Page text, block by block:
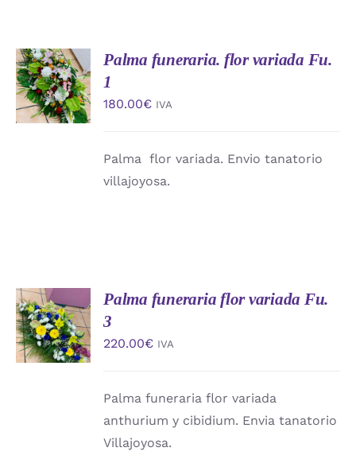
AÑADIR
AL
CARRITO
/
DETALLES
Palma funeraria. flor variada Fu.
1
180.00€ IVA
Palma flor variada. Envio tanatorio
villajoyosa.
AÑADIR
AL
CARRITO
/
DETALLES
Palma funeraria flor variada Fu.
3
220.00€ IVA
Palma funeraria flor variada
anthurium y cibidium. Envia tanatorio
Villajoyosa.